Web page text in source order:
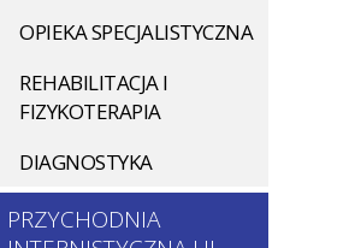
OPIEKA SPECJALISTYCZNA
REHABILITACJA I
FIZYKOTERAPIA
DIAGNOSTYKA
PRZYCHODNIA